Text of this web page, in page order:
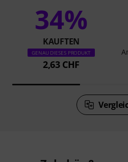
34%
KAUFTEN
GENAU DIESES PRODUKT
2,63 CHF